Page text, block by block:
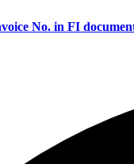
No. in FI